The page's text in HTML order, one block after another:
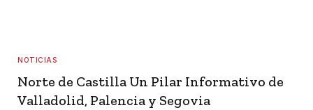
NOTICIAS
Norte de Castilla Un Pilar Informativo de
Valladolid, Palencia y Segovia